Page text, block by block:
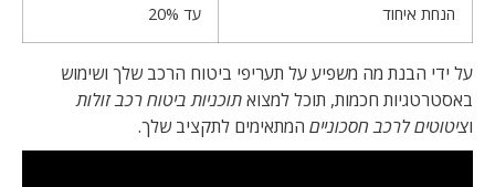
הנחת איחוד עד 20%
על ידי הבנת מה משפיע על תעריפי ביטוח הרכב שלך ושימוש
באסטרטגיות חכמות, תוכל למצואתוכניות ביטוח רכב זולות
וציטוטים לרכב חסכוניים המתאימים לתקציב שלך.